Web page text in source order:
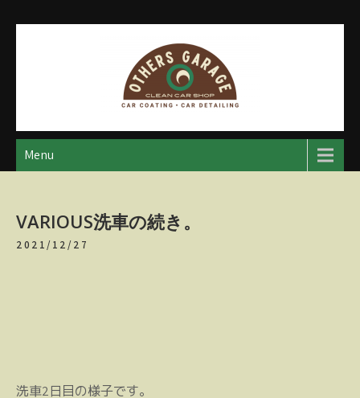
アザースガレージ
【神奈川・厚木・愛川】カーメンテナンス
Menu
VARIOUS洗車の続き。
2021/12/27
洗車2日目の様子です。